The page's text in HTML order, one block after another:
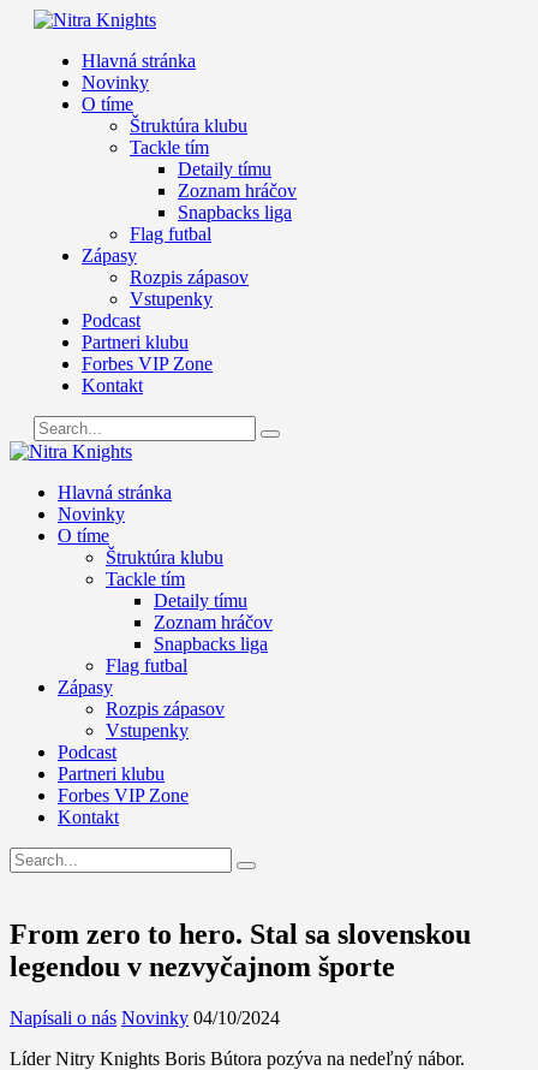
Hlavná stránka
Novinky
O tíme
Štruktúra klubu
Tackle tím
Detaily tímu
Zoznam hráčov
Snapbacks liga
Flag futbal
Zápasy
Rozpis zápasov
Vstupenky
Podcast
Partneri klubu
Forbes VIP Zone
Kontakt
Hlavná stránka
Novinky
O tíme
Štruktúra klubu
Tackle tím
Detaily tímu
Zoznam hráčov
Snapbacks liga
Flag futbal
Zápasy
Rozpis zápasov
Vstupenky
Podcast
Partneri klubu
Forbes VIP Zone
Kontakt
From zero to hero. Stal sa slovenskou
legendou v nezvyčajnom športe
Napísali o nás Novinky 04/10/2024
Líder Nitry Knights Boris Bútora pozýva na nedeľný nábor.